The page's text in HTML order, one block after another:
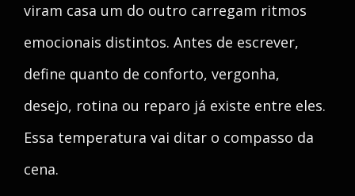
viram casa um do outro carregam ritmos
emocionais distintos. Antes de escrever,
define quanto de conforto, vergonha,
desejo, rotina ou reparo já existe entre eles.
Essa temperatura vai ditar o compasso da
cena.